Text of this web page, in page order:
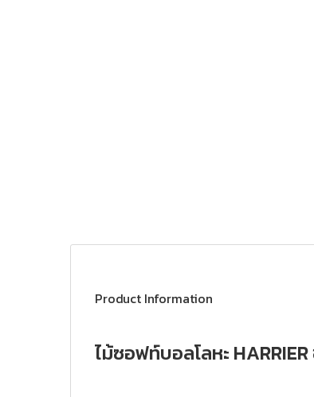
Product Information
ไม้ซอฟท์บอลโลหะ